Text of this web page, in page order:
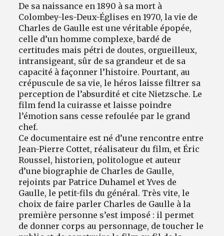
De sa naissance en 1890 à sa mort à
Colombey-les-Deux-Églises en 1970, la vie de
Charles de Gaulle est une véritable épopée,
celle d’un homme complexe, bardé de
certitudes mais pétri de doutes, orgueilleux,
intransigeant, sûr de sa grandeur et de sa
capacité à façonner l’histoire. Pourtant, au
crépuscule de sa vie, le héros laisse filtrer sa
perception de l’absurdité et cite Nietzsche. Le
film fend la cuirasse et laisse poindre
l’émotion sans cesse refoulée par le grand
chef.
Ce documentaire est né d’une rencontre entre
Jean-Pierre Cottet, réalisateur du film, et Éric
Roussel, historien, politologue et auteur
d’une biographie de Charles de Gaulle,
rejoints par Patrice Duhamel et Yves de
Gaulle, le petit-fils du général. Très vite, le
choix de faire parler Charles de Gaulle à la
première personne s’est imposé : il permet
de donner corps au personnage, de toucher le